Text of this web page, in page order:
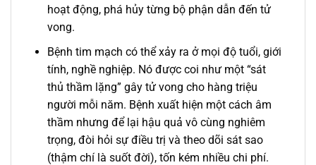
hoạt động, phá hủy từng bộ phận dẫn đến tử
vong.
Bệnh tim mạch có thể xảy ra ở mọi độ tuổi, giới
tính, nghề nghiệp. Nó được coi như một “sát
thủ thầm lặng” gây tử vong cho hàng triệu
người mỗi năm. Bệnh xuất hiện một cách âm
thầm nhưng để lại hậu quả vô cùng nghiêm
trọng, đòi hỏi sự điều trị và theo dõi sát sao
(thậm chí là suốt đời), tốn kém nhiều chi phí.